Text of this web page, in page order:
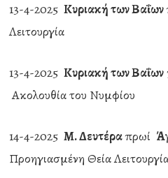
13-4-2025Κυριακή των Βαΐων
Λειτουργία
13-4-2025Κυριακή των Βαΐων
Ακολουθία του Νυμφίου
14-4-2025Μ. Δευτέραπρωί
Προηγιασμένη Θεία